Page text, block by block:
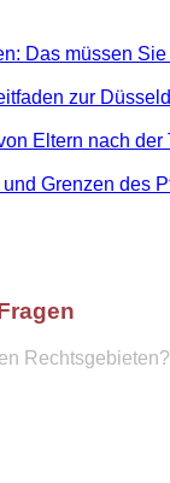
Das müssen
zur
Eltern nach der
Grenzen des